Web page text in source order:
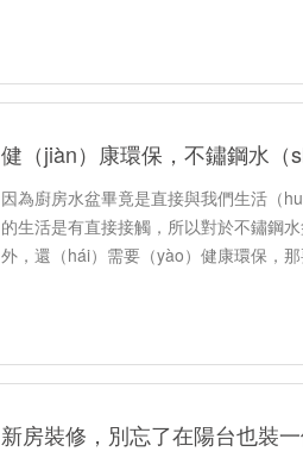
健（jiàn）康環保，不鏽鋼水
因為廚房水盆畢竟是直接與我們生活（
的生活是有直接接觸，所以對於不鏽鋼
外，還（hái）需要（yào）健康環保，
新房裝修，別忘了在陽台也裝